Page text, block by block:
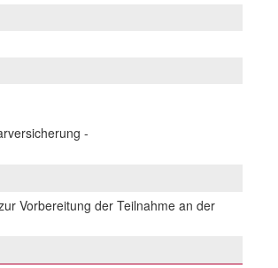
-
Vorbereitung der Teilnahme an der